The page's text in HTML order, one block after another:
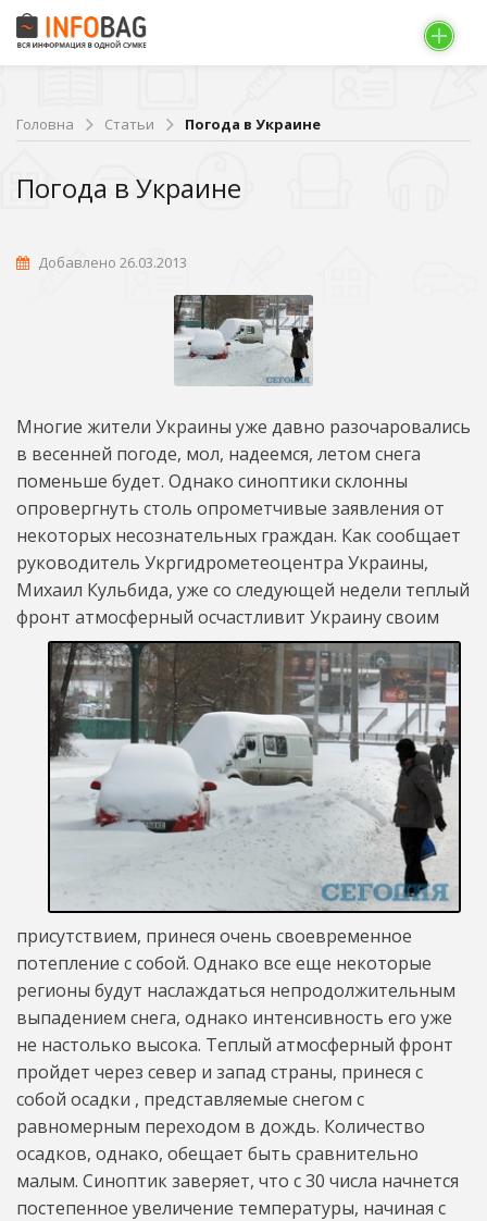
Головна Статьи Погода в Украине
Погода в Украине
Добавлено 26.03.2013
Многие жители Украины уже давно разочаровались
в весенней погоде, мол, надеемся, летом снега
поменьше будет. Однако синоптики склонны
опровергнуть столь опрометчивые заявления от
некоторых несознательных граждан. Как сообщает
руководитель Укргидрометеоцентра Украины,
Михаил Кульбида, уже со следующей недели теплый
фронт атмосферный осчастливит Украину своим
присутствием, принеся очень своевременное
потепление с собой. Однако все еще некоторые
регионы будут наслаждаться непродолжительным
выпадением снега, однако интенсивность его уже
не настолько высока. Теплый атмосферный фронт
пройдет через север и запад страны, принеся с
собой осадки , представляемые снегом с
равномерным переходом в дождь. Количество
осадков, однако, обещает быть сравнительно
малым. Синоптик заверяет, что с 30 числа начнется
постепенное увеличение температуры, начиная с